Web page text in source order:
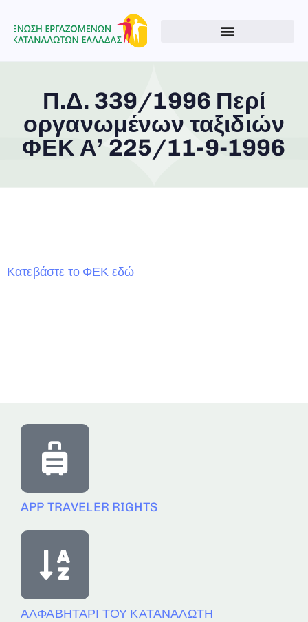
Π.Δ. 339/1996 Περί
οργανωμένων ταξιδιών
ΦΕΚ Α’ 225/11-9-1996
Κατεβάστε το ΦΕΚ εδώ
APP TRAVELER RIGHTS
ΑΛΦΑΒΗΤΑΡΙ ΤΟΥ ΚΑΤΑΝΑΛΩΤΗ